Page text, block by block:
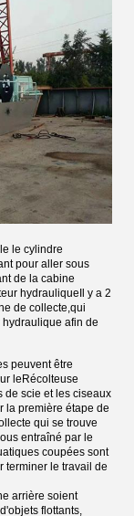
le cylindre
pour aller sous
de la cabine
hydrauliqueIl y a 2
de collecte,qui
afin de
peuvent être
le Récolteuse
de scie et les ciseaux
la première étape de
qui se trouve
entraîné par le
coupées sont
terminer le travail de
arrière soient
flottants,